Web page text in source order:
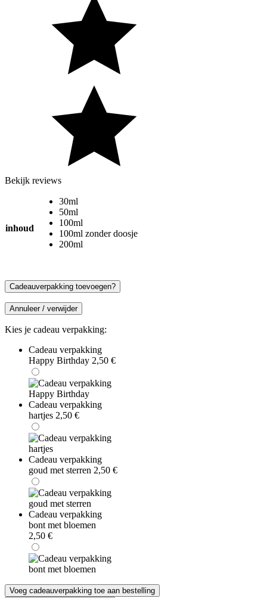
Bekijk reviews
inhoud
30ml
50ml
100ml
100ml zonder doosje
200ml
Cadeauverpakking toevoegen?
Annuleer / verwijder
Kies je cadeau verpakking:
Cadeau verpakking
Happy Birthday 2,50 €
Cadeau verpakking
hartjes 2,50 €
Cadeau verpakking
goud met sterren 2,50 €
Cadeau verpakking
bont met bloemen
2,50 €
Voeg cadeauverpakking toe aan bestelling